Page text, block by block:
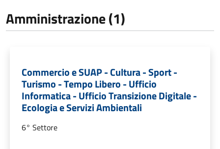
Amministrazione (1)
Commercio e SUAP - Cultura - Sport -
Turismo - Tempo Libero - Ufficio
Informatica - Ufficio Transizione Digitale -
Ecologia e Servizi Ambientali
6° Settore